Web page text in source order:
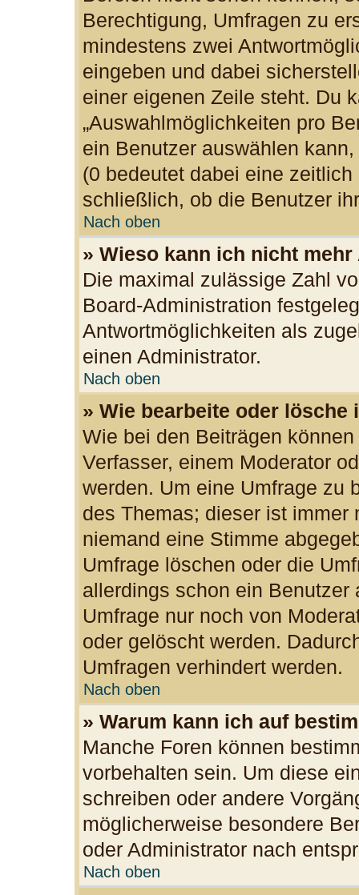
Berechtigung, Umfragen zu
mindestens zwei
eingeben und dabei
einer eigenen Zeile steht. Du
„Auswahlmöglichkeiten pro
ein Benutzer auswählen
(0 bedeutet dabei eine
schließlich, ob die Benutzer
Nach oben
» Wieso kann ich nicht
Die maximal zulässige Zahl
Board-Administration
Antwortmöglichkeiten als
einen Administrator.
Nach oben
» Wie bearbeite oder lösche
Wie bei den Beiträgen
Verfasser, einem Moderator
werden. Um eine Umfrage zu
des Themas; dieser ist immer
niemand eine Stimme
Umfrage löschen oder die
allerdings schon ein
Umfrage nur noch von
oder gelöscht werden.
Umfragen verhindert werden.
Nach oben
» Warum kann ich auf
Manche Foren können
vorbehalten sein. Um diese
schreiben oder andere
möglicherweise besondere
oder Administrator nach
Nach oben